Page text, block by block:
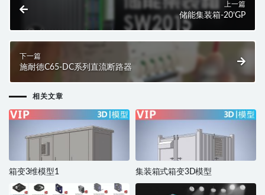
上一篇
储能集装箱-20’GP
下一篇
施耐德C65-DC系列直流断路器
相关文章
箱变3维模型1 集装箱式箱变3D模型